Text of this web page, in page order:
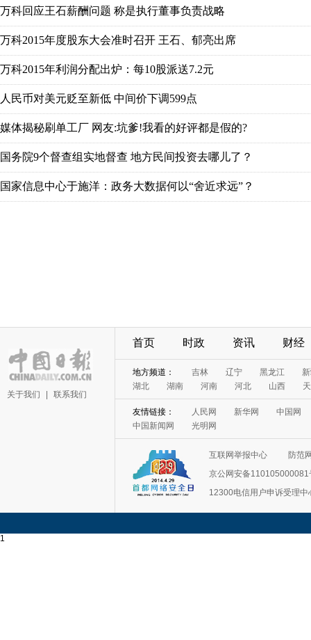
万科回应王石薪酬问题 称是执行董事负责战略
万科2015年度股东大会准时召开 王石、郁亮出席
万科2015年利润分配出炉：每10股派送7.2元
人民币对美元贬至新低 中间价下调599点
媒体揭秘刷单工厂 网友:坑爹!我看的好评都是假的?
国务院9个督查组实地督查 地方民间投资去哪儿了？
国家信息中心于施洋：政务大数据何以“舍近求远”？
关于我们 联系我们
首页 时政 资讯 财经
地方频道： 吉林 辽宁 黑龙江
湖北
湖南 河南 河北 山西
友情链接： 人民网 新华网
中国网
中国新闻网
光明网
互联网举报中心
防范
京公网安备110105000081
12300电信用户申诉受理中
1